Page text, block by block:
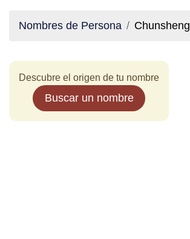
Nombres de Persona Chunsheng
Descubre el origen de tu nombre
Buscar un nombre